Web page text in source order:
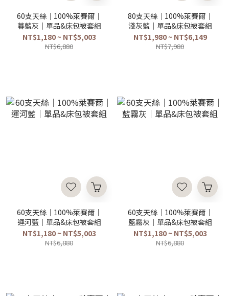
60支天絲｜100%萊賽爾｜
暮藍灰｜單品&床包被套組
NT$1,180 ~ NT$5,003
NT$6,880
80支天絲｜100%萊賽爾｜
淺灰藍｜單品&床包被套組
NT$1,980 ~ NT$6,149
NT$7,980
60支天絲｜100%萊賽爾｜
運河藍｜單品&床包被套組
NT$1,180 ~ NT$5,003
NT$6,880
60支天絲｜100%萊賽爾｜
藍霧灰｜單品&床包被套組
NT$1,180 ~ NT$5,003
NT$6,880